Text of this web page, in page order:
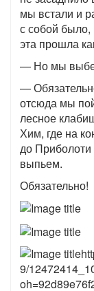
мы встали и
с собой
эта прошла
— Но мы
—
отсюда мы
лесное
Хим, где на
до Приболоти
выпьем.
Обязательно!